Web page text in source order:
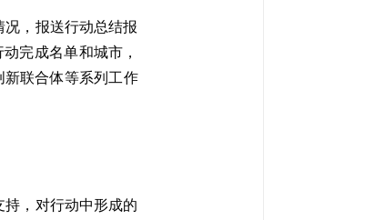
况，报送行动总结报
完成名单和城市，
新联合体等系列工作
，对行动中形成的